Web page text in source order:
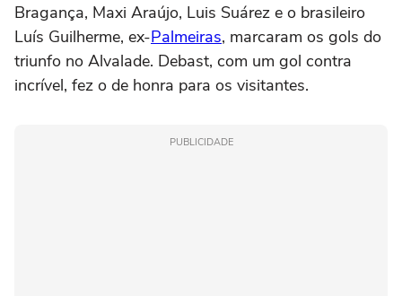
Bragança, Maxi Araújo, Luis Suárez e o brasileiro
Luís Guilherme, ex-Palmeiras, marcaram os gols do
triunfo no Alvalade. Debast, com um gol contra
incrível, fez o de honra para os visitantes.
PUBLICIDADE